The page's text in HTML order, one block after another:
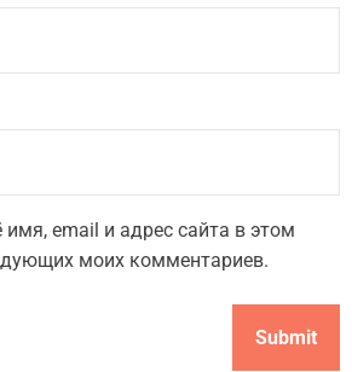
email и адрес сайта в этом
моих комментариев.